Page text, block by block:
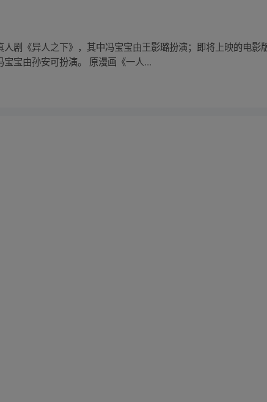
剧《异人之下》，其中冯宝宝由王影璐扮演；即将上映的电影
宝由孙安可扮演。 原漫画《一人...